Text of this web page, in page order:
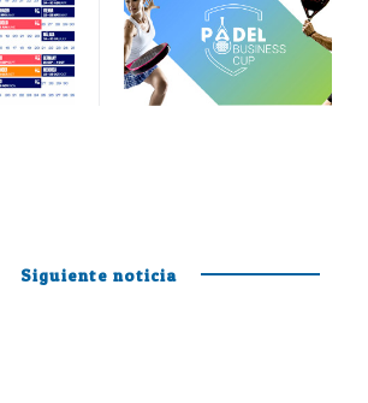
Siguiente noticia